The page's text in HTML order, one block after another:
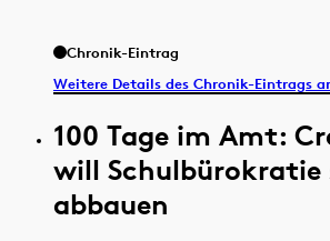
Chronik-Eintrag
Weitere Details des Chronik-Eintrags
100 Tage im Amt:
will Schulbürokratie
abbauen